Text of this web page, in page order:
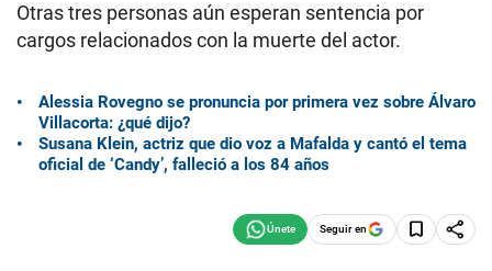
Otras tres personas aún esperan sentencia por
cargos relacionados con la muerte del actor.
Alessia Rovegno se pronuncia por primera vez sobre Álvaro
Villacorta: ¿qué dijo?
Susana Klein, actriz que dio voz a Mafalda y cantó el tema
oficial de ‘Candy’, falleció a los 84 años
Seguir en